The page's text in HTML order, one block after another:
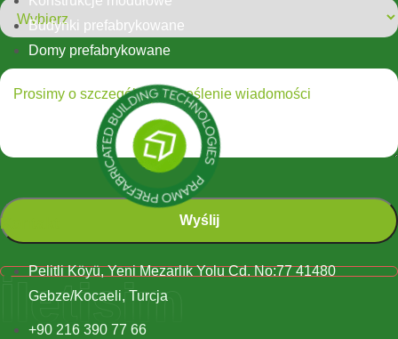
Budynki prefabrykowane
Domy prefabrykowane
Kontakt
Pelitli Köyü, Yeni Mezarlık Yolu Cd. No:77 41480
Gebze/Kocaeli, Turcja
+90 216 390 77 66
İletişim